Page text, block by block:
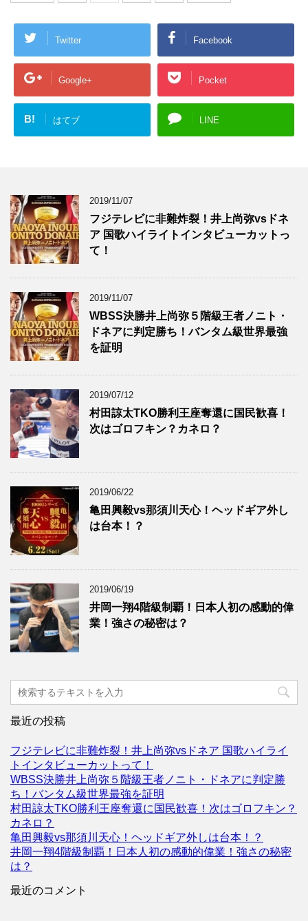
Twitter Facebook
Google+ Pocket
B! はてブ LINE
2019/11/07
フジテレビに非難炸裂！井上尚弥vsドネ
ア 国歌ハイライトインタビューカットっ
て！
2019/11/07
WBSS決勝井上尚弥５階級王者ノニト・
ドネアに判定勝ち！バンタム級世界最強
を証明
2019/07/12
村田諒太TKO勝利王座奪還に国民歓喜！
次はゴロフキン？カネロ？
2019/06/22
亀田興毅vs那須川天心！ヘッドギア外し
は台本！？
2019/06/19
井岡一翔4階級制覇！日本人初の感動的偉
業！強さの秘密は？
最近の投稿
フジテレビに非難炸裂！井上尚弥vsドネア 国歌ハイライ
トインタビューカットって！
WBSS決勝井上尚弥５階級王者ノニト・ドネアに判定勝
ち！バンタム級世界最強を証明
村田諒太TKO勝利王座奪還に国民歓喜！次はゴロフキン？
カネロ？
亀田興毅vs那須川天心！ヘッドギア外しは台本！？
井岡一翔4階級制覇！日本人初の感動的偉業！強さの秘密
は？
最近のコメント